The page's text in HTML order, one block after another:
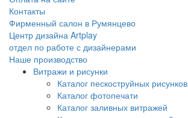
Контакты
Фирменный салон в Румянцево
Центр дизайна Artplay
отдел по работе с дизайнерами
Наше производство
Витражи и рисунки
Каталог пескоструйных рисунков
Каталог фотопечати
Каталог заливных витражей